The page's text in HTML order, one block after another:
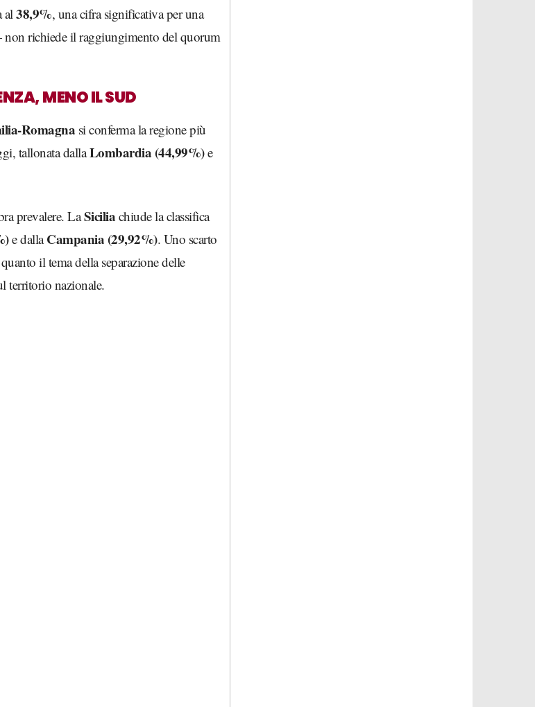
al38,9%, una cifra significativa per una
richiede il raggiungimento del quorum
MENO IL SUD
Romagna si conferma la regione più
tallonata dallaLombardia (44,99%)e
prevalere. LaSicilia chiude la classifica
e dallaCampania (29,92%). Uno scarto
il tema della separazione delle
territorio nazionale.